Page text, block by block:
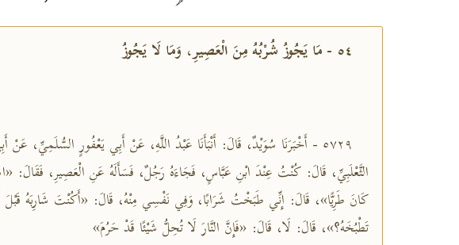
٥٤ - مَا يَجُوزُ شُرْبُهُ مِنَ الْعَصِيرِ، وَمَا لَا يَجُوزُ
٥٧٢٩ - أَخْبَرَنَا سُوَيْدٌ، قَالَ: أَنْبَأَنَا عَبْدُ اللَّهِ، عَنْ أَبِي يَعْفُورٍ السُّلَمِيِّ، عَنْ
الثَّعْلَبِيِّ، قَالَ: كُنْتُ عِنْدَ ابْنِ عَبَّاسٍ، فَجَاءَهُ رَجُلٌ، فَسَأَلَهُ عَنِ الْعَصِيرِ، فَقَالَ:
كَانَ طَرِيًّا»، قَالَ: إِنِّي طَبَخْتُ شَرَابًا، وَفِي نَفْسِي مِنْهُ، قَالَ: «أَكُنْتَ شَارِبَهُ
تَطْبُخَهُ؟»، قَالَ: لَا، قَالَ: «فَإِنَّ النَّارَ لَا تُحِلُّ شَيْئًا قَدْ حَرُمَ»